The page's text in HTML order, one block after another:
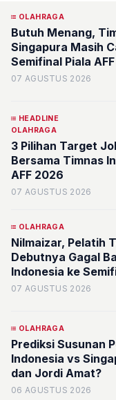
OLAHRAGA
Butuh Menang,
Singapura Masih
Semifinal Piala
07 AGUSTUS 2026
HEADLINE
OLAHRAGA
3 Pilihan Target
Bersama Timnas
AFF 2026
07 AGUSTUS 2026
OLAHRAGA
Nilmaizar, Pelatih
Debutnya Gagal
Indonesia ke
07 AGUSTUS 2026
OLAHRAGA
Prediksi Susunan
Indonesia vs
dan Jordi Amat?
06 AGUSTUS 2026